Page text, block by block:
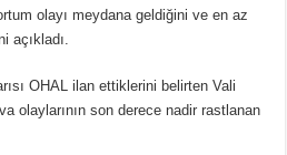
olayı meydana geldiğini ve en az
açıkladı.
OHAL ilan ettiklerini belirten Vali
olaylarının son derece nadir rastlanan